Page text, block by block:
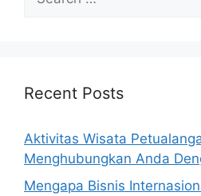
for:
Recent Posts
Aktivitas Wisata
Menghubungkan Anda
Mengapa Bisnis